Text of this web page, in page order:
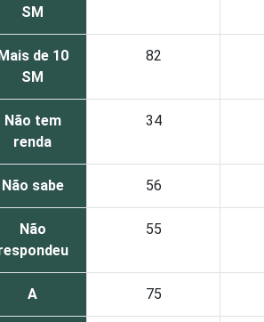
SM
de 10
SM
82
Não tem
renda
34
Não sabe 56
Não
55
A 75